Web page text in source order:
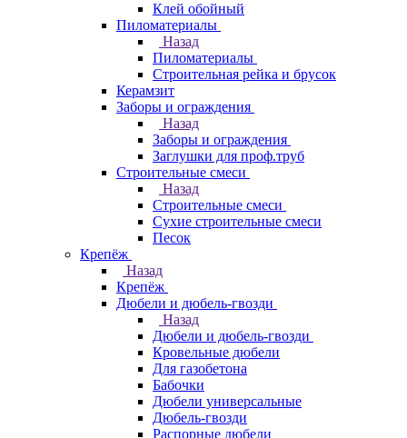
Клей обойный
Пиломатериалы
Назад
Пиломатериалы
Строительная рейка и брусок
Керамзит
Заборы и ограждения
Назад
Заборы и ограждения
Заглушки для проф.труб
Строительные смеси
Назад
Строительные смеси
Сухие строительные смеси
Песок
Крепёж
Назад
Крепёж
Дюбели и дюбель-гвозди
Назад
Дюбели и дюбель-гвозди
Кровельные дюбели
Для газобетона
Бабочки
Дюбели универсальные
Дюбель-гвозди
Распорные дюбели